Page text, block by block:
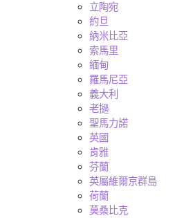
立陶宛
約旦
納米比亞
索馬里
緬甸
羅馬尼亞
義大利
老撾
聖馬力諾
英國
肯雅
芬蘭
英屬維爾京群島
荷蘭
莫桑比克